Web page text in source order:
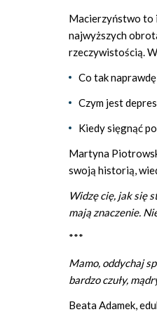
Macierzyństwo to
najwyższych
rzeczywistością.
Co tak
Czym jest
Kiedy sięgnąć
Martyna
swoją historią,
Widzę cię, jak się
mają znaczenie.
***
Mamo, oddychaj
bardzo czuły,
Beata Adamek,